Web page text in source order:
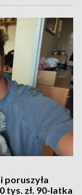
poruszyła
tys. zł. 90-latka